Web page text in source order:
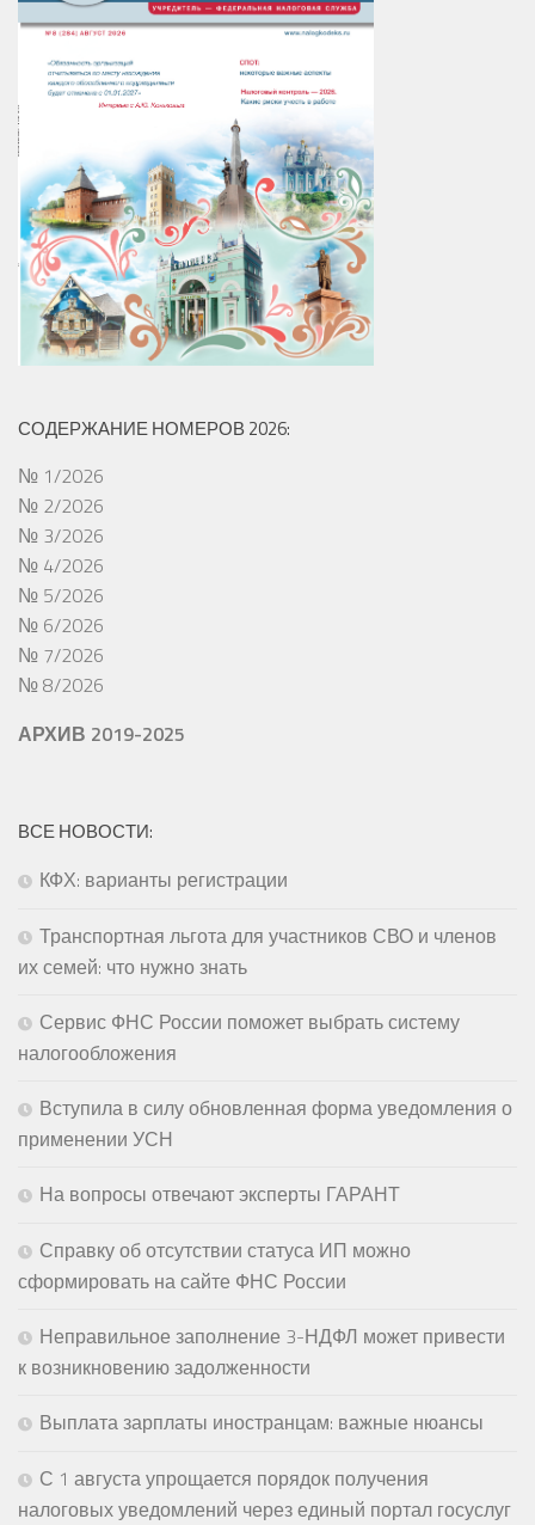
СОДЕРЖАНИЕ НОМЕРОВ 2026:
№ 1/2026
№ 2/2026
№ 3/2026
№ 4/2026
№ 5/2026
№ 6/2026
№ 7/2026
№ 8/2026
АРХИВ 2019-2025
ВСЕ НОВОСТИ:
КФХ: варианты регистрации
Транспортная льгота для участников СВО и членов
их семей: что нужно знать
Сервис ФНС России поможет выбрать систему
налогообложения
Вступила в силу обновленная форма уведомления о
применении УСН
На вопросы отвечают эксперты ГАРАНТ
Справку об отсутствии статуса ИП можно
сформировать на сайте ФНС России
Неправильное заполнение 3-НДФЛ может привести
к возникновению задолженности
Выплата зарплаты иностранцам: важные нюансы
С 1 августа упрощается порядок получения
налоговых уведомлений через единый портал госуслуг